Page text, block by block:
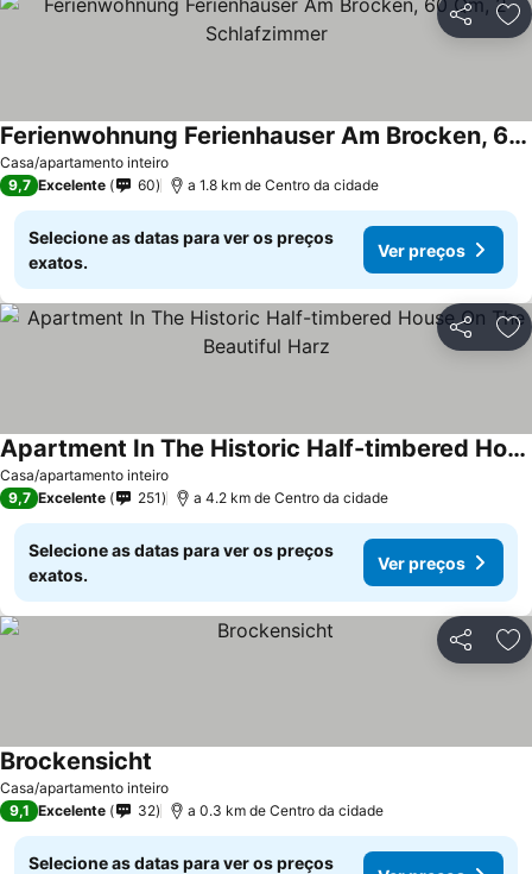
Partilhar
Casa/apartamento inteiro
Ferienwohnung Ferienhauser Am Brocken, 60 Qm, 2 Schlafzimmer
9,7 Excelente 60 a 1.8 km de Centro da cidade
Selecione as datas para ver os preços
exatos.
Ver preços
Partilhar
Casa/apartamento inteiro
Apartment In The Historic Half-timbered House On The Beautiful Harz
9,7 Excelente 251 a 4.2 km de Centro da cidade
Selecione as datas para ver os preços
exatos.
Ver preços
Partilhar
Casa/apartamento inteiro
Brockensicht
9,1 Excelente 32 a 0.3 km de Centro da cidade
Selecione as datas para ver os preços